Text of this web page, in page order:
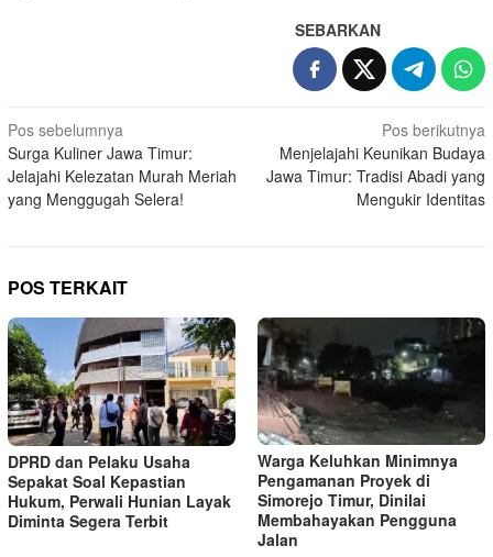
SEBARKAN
N
a
v
g
a
s
i
p
o
s
Pos sebelumnya
Surga Kuliner Jawa Timur:
Jelajahi Kelezatan Murah Meriah
yang Menggugah Selera!
Pos berikutnya
Menjelajahi Keunikan Budaya
Jawa Timur: Tradisi Abadi yang
Mengukir Identitas
POS TERKAIT
DPRD dan Pelaku Usaha
Sepakat Soal Kepastian
Hukum, Perwali Hunian Layak
Diminta Segera Terbit
Warga Keluhkan Minimnya
Pengamanan Proyek di
Simorejo Timur, Dinilai
Membahayakan Pengguna
Jalan